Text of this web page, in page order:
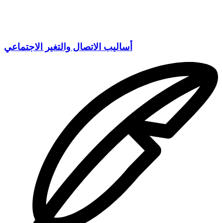
أساليب الاتصال والتغير الاجتماعي